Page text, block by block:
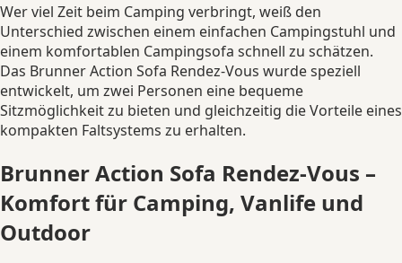
Wer viel Zeit beim Camping verbringt, weiß den
Unterschied zwischen einem einfachen Campingstuhl und
einem komfortablen Campingsofa schnell zu schätzen.
Das Brunner Action Sofa Rendez-Vous wurde speziell
entwickelt, um zwei Personen eine bequeme
Sitzmöglichkeit zu bieten und gleichzeitig die Vorteile eines
kompakten Faltsystems zu erhalten.
Brunner Action Sofa Rendez-Vous –
Komfort für Camping, Vanlife und
Outdoor